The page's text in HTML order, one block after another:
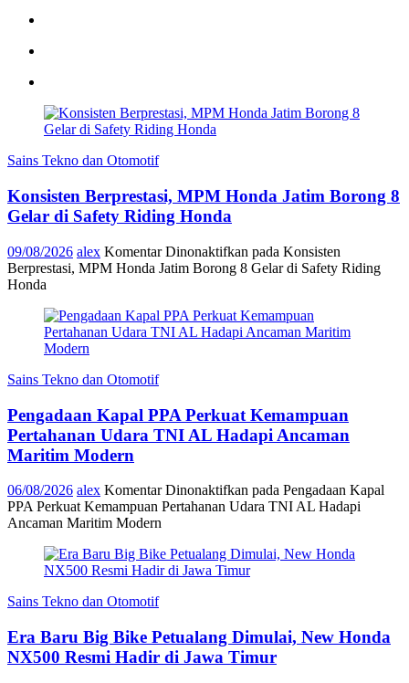
Sains Tekno dan Otomotif
Konsisten Berprestasi, MPM Honda Jatim Borong 8
Gelar di Safety Riding Honda
09/08/2026 alex Komentar Dinonaktifkan pada Konsisten
Berprestasi, MPM Honda Jatim Borong 8 Gelar di Safety Riding
Honda
Sains Tekno dan Otomotif
Pengadaan Kapal PPA Perkuat Kemampuan
Pertahanan Udara TNI AL Hadapi Ancaman
Maritim Modern
06/08/2026 alex Komentar Dinonaktifkan pada Pengadaan Kapal
PPA Perkuat Kemampuan Pertahanan Udara TNI AL Hadapi
Ancaman Maritim Modern
Sains Tekno dan Otomotif
Era Baru Big Bike Petualang Dimulai, New Honda
NX500 Resmi Hadir di Jawa Timur